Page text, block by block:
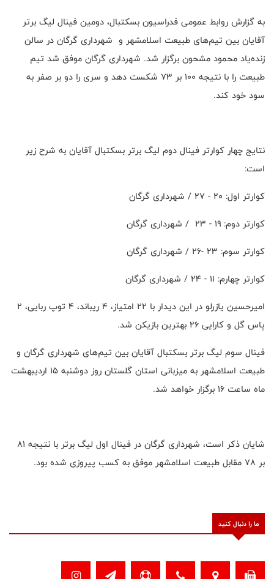
به گزارش روابط عمومی فدراسیون بسکتبال، دومین فینال لیگ برتر
آقایان بین تیم‌های طبیعت اسلامشهر و شهرداری گرگان در سالن
زنده‌یاد محمود مشحون برگزار شد. شهرداری گرگان موفق شد تیم
طبیعت را با نتیجه ۱۰۰ بر ۷۳ شکست دهد و سری را دو بر صفر به
سود خود کند.
نتایج چهار کوارتر فینال دوم لیگ برتر بسکتبال آقایان به شرح زیر
است:
کوارتر اول: ۲۰ - ۲۷ / شهرداری گرگان
کوارتر دوم: ۱۹ - ۲۳ / شهرداری گرگان
کوارتر سوم: ۲۳ -۲۶ / شهرداری گرگان
کوارتر چهارم: ۱۱ - ۲۴ / شهرداری گرگان
امیرحسین یازرلو در این دیدار با ۲۲ امتیاز، ۴ ریباند، ۴ توپ ربایی، ۲
پاس گل و کارایی ۲۶ بهترین بازیکن شد.
فینال سوم لیگ برتر بسکتبال آقایان بین تیم‌های شهرداری گرگان و
طبیعت اسلامشهر به میزبانی استان گلستان روز دوشنبه ۱۵ اردیبهشت
ماه ساعت ۱۶ برگزار خواهد شد.
شایان ذکر است، شهرداری گرگان در فینال اول لیگ برتر با نتیجه ۸۱
بر ۷۸ مقابل طبیعت اسلامشهر موفق به کسب پیروزی شده بود.
ما را دنبال کنید